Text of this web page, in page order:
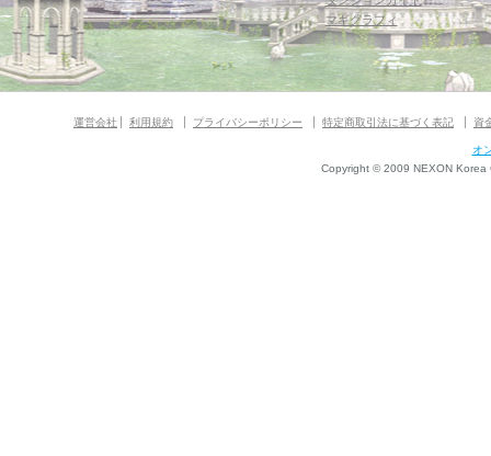
マギグラフィ
運営会社 利用規約 プライバシーポリシー 特定商取引法に基づく表記 資
オ
Copyright © 2009 NEXON Korea